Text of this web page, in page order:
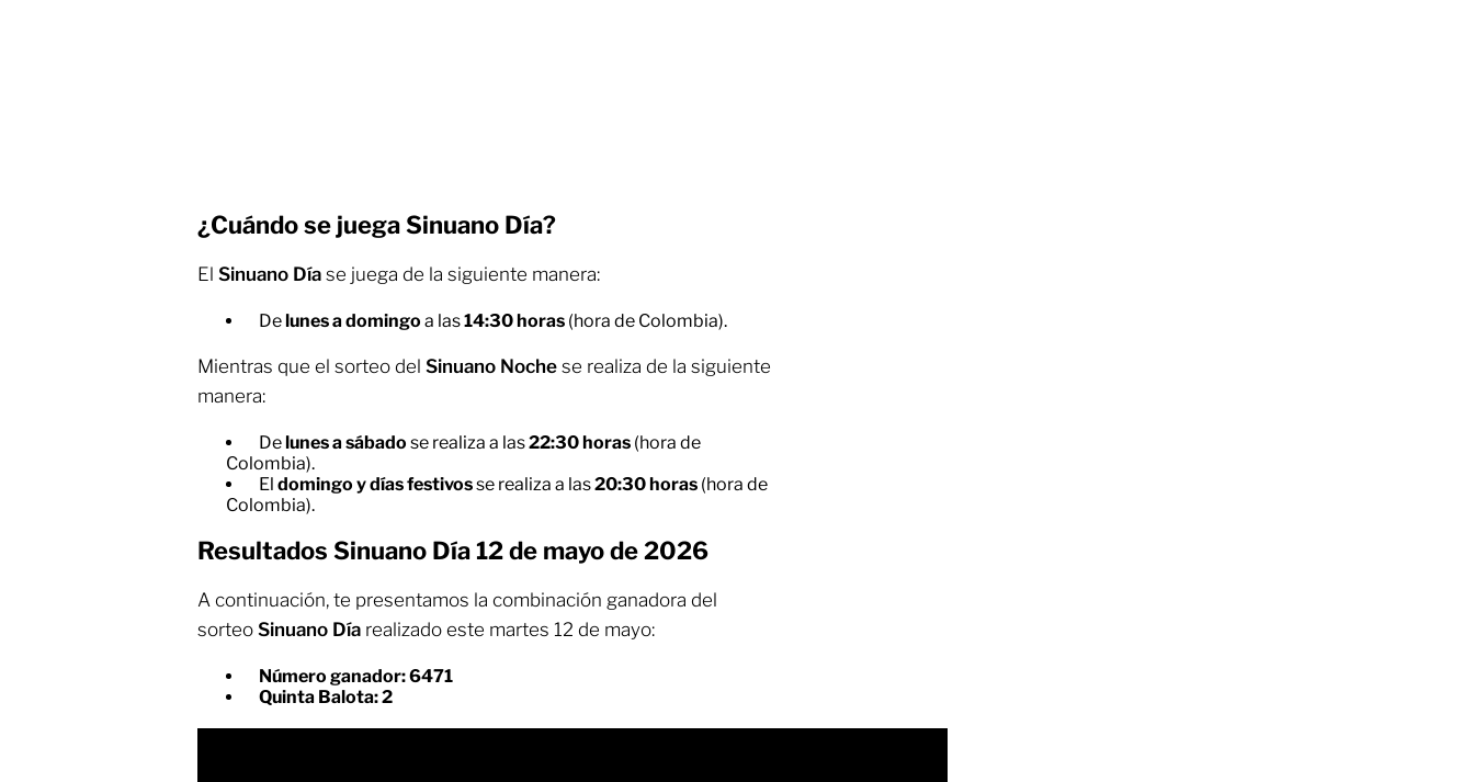
¿Cuándo se juega Sinuano Día?
El Sinuano Día se juega de la siguiente manera:
Delunes a domingo a las14:30 horas (hora de Colombia).
Mientras que el sorteo del Sinuano Noche se realiza de la siguiente
manera:
Delunes a sábado se realiza a las22:30 horas (hora de
Colombia).
El domingo y días festivosse realiza a las20:30 horas (hora de
Colombia).
Resultados Sinuano Día 12 de mayo de 2026
A continuación, te presentamos la combinación ganadora del
sorteo Sinuano Día realizado este martes 12 de mayo:
Número ganador: 6471
Quinta Balota: 2